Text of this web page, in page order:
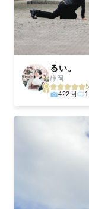
るい。
静岡
422回